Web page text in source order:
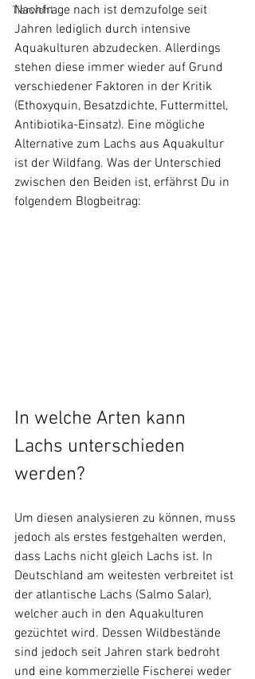
Tierwohl
Nachfrage nach ist demzufolge seit
Jahren lediglich durch intensive
Aquakulturen abzudecken. Allerdings
stehen diese immer wieder auf Grund
verschiedener Faktoren in der Kritik
(Ethoxyquin, Besatzdichte, Futtermittel,
Antibiotika-Einsatz). Eine mögliche
Alternative zum Lachs aus Aquakultur
ist der Wildfang. Was der Unterschied
zwischen den Beiden ist, erfährst Du in
folgendem Blogbeitrag:
In welche Arten kann
Lachs unterschieden
werden?
Um diesen analysieren zu können, muss
jedoch als erstes festgehalten werden,
dass Lachs nicht gleich Lachs ist. In
Deutschland am weitesten verbreitet ist
der atlantische Lachs (Salmo Salar),
welcher auch in den Aquakulturen
gezüchtet wird. Dessen Wildbestände
sind jedoch seit Jahren stark bedroht
und eine kommerzielle Fischerei weder